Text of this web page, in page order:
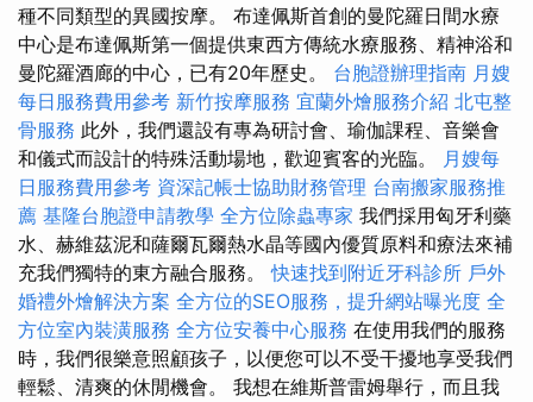
種不同類型的異國按摩。 布達佩斯首創的曼陀羅日間水療
中心是布達佩斯第一個提供東西方傳統水療服務、精神浴和
曼陀羅酒廊的中心，已有20年歷史。 台胞證辦理指南 月嫂
每日服務費用參考 新竹按摩服務 宜蘭外燴服務介紹 北屯整
骨服務 此外，我們還設有專為研討會、瑜伽課程、音樂會
和儀式而設計的特殊活動場地，歡迎賓客的光臨。 月嫂每
日服務費用參考 資深記帳士協助財務管理 台南搬家服務推
薦 基隆台胞證申請教學 全方位除蟲專家 我們採用匈牙利藥
水、赫維茲泥和薩爾瓦爾熱水晶等國內優質原料和療法來補
充我們獨特的東方融合服務。快速找到附近牙科診所 戶外
婚禮外燴解決方案 全方位的SEO服務，提升網站曝光度 全
方位室內裝潢服務 全方位安養中心服務 在使用我們的服務
時，我們很樂意照顧孩子，以便您可以不受干擾地享受我們
輕鬆、清爽的休閒機會。 我想在維斯普雷姆舉行，而且我